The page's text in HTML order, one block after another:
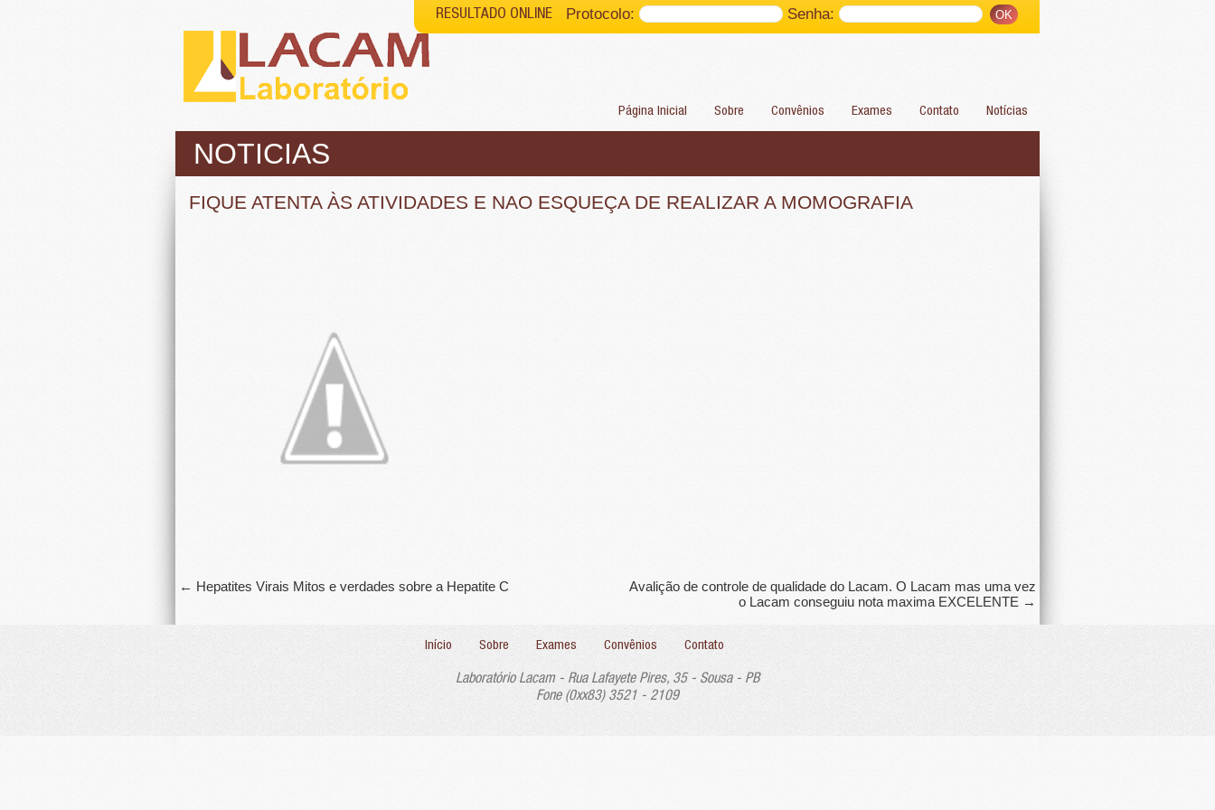
RESULTADO ONLINE Protocolo: Senha:
Página Inicial Sobre Convênios Exames Contato Notícias
NOTICIAS
FIQUE ATENTA ÀS ATIVIDADES E NAO ESQUEÇA DE REALIZAR A MOMOGRAFIA
← Hepatites Virais Mitos e verdades sobre a Hepatite C
Avalição de controle de qualidade do Lacam. O Lacam mas uma vez
o Lacam conseguiu nota maxima EXCELENTE →
Início Sobre Exames Convênios Contato
Laboratório Lacam - Rua Lafayete Pires, 35 - Sousa - PB
Fone (0xx83) 3521 - 2109